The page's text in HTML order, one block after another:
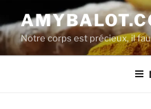
au
contenu
principal
Notre corps est précieux, il